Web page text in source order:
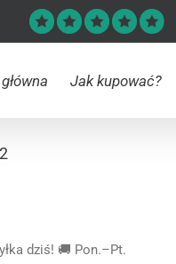
Jak kupować?
dziś! 🚚 Pon.–Pt.